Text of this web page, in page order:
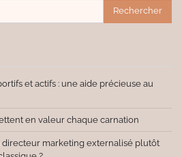
et actifs : une aide précieuse au
en valeur chaque carnation
directeur marketing externalisé plutôt